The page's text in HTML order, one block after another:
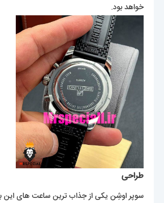
خواهد بود.
طراحی
سوپر اوشِن یکی از جذاب ترین ساعت های